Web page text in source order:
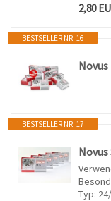
2,80
BESTSELLER NR. 16
BESTSELLER NR. 17
Typ: